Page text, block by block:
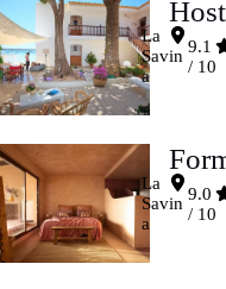
La
Savin
a
9.1
/ 10
La
Savin
a
9.0
/ 10